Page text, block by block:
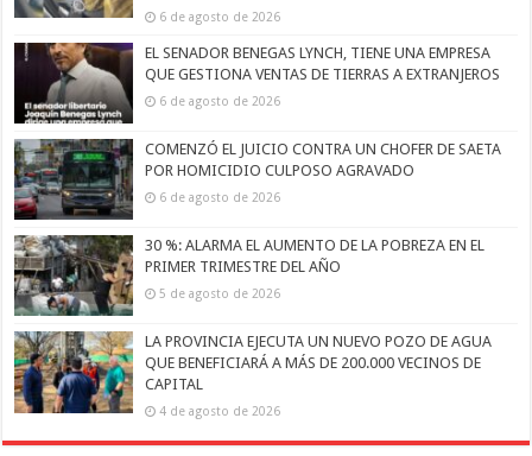
6 de agosto de 2026
EL SENADOR BENEGAS LYNCH, TIENE UNA EMPRESA
QUE GESTIONA VENTAS DE TIERRAS A EXTRANJEROS
6 de agosto de 2026
COMENZÓ EL JUICIO CONTRA UN CHOFER DE SAETA
POR HOMICIDIO CULPOSO AGRAVADO
6 de agosto de 2026
30 %: ALARMA EL AUMENTO DE LA POBREZA EN EL
PRIMER TRIMESTRE DEL AÑO
5 de agosto de 2026
LA PROVINCIA EJECUTA UN NUEVO POZO DE AGUA
QUE BENEFICIARÁ A MÁS DE 200.000 VECINOS DE
CAPITAL
4 de agosto de 2026